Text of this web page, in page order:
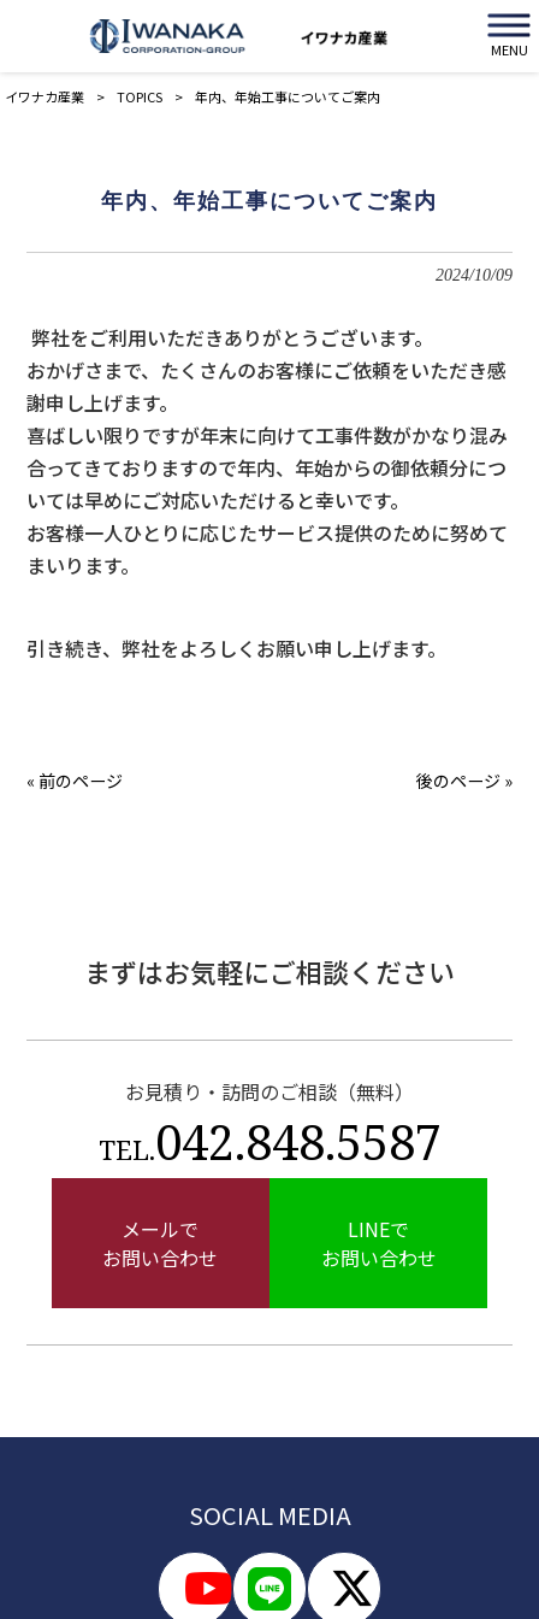
MENU
イワナカ産業 > TOPICS > 年内、年始工事についてご案内
年内、年始工事についてご案内
2024/10/09
弊社をご利用いただきありがとうございます。
おかげさまで、たくさんのお客様にご依頼をいただき感
謝申し上げます。
喜ばしい限りですが年末に向けて工事件数がかなり混み
合ってきておりますので年内、年始からの御依頼分につ
いては早めにご対応いただけると幸いです。
お客様一人ひとりに応じたサービス提供のために努めて
まいります。
引き続き、弊社をよろしくお願い申し上げます。
« 前のページ 後のページ »
まずはお気軽にご相談ください
お見積り・訪問のご相談（無料）
TEL.042.848.5587
メールで
お問い合わせ
LINEで
お問い合わせ
SOCIAL MEDIA